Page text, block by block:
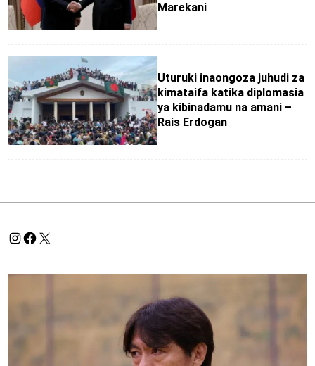
Marekani
Uturuki inaongoza juhudi za
kimataifa katika diplomasia
ya kibinadamu na amani –
Rais Erdogan